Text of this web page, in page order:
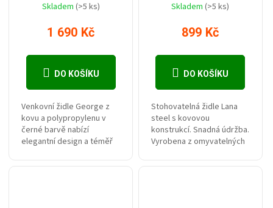
Skladem (>5 ks)
1 690 Kč
DO KOŠÍKU
Venkovní židle George z
kovu a polypropylenu v
černé barvě nabízí
elegantní design a téměř
Skladem(>5 ks)
899 Kč
DO KOŠÍKU
Stohovatelná židle Lana
steel s kovovou
konstrukcí. Snadná údržba.
Vyrobena z omyvatelných